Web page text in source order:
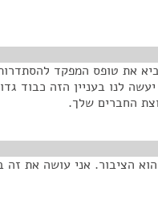
את טופס המפקד
לנו בעניין הזה כבוד
החברים שלך.
הציבור. אני עושה את זה